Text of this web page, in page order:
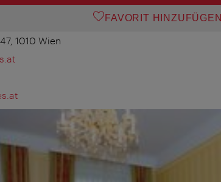
FAVORIT HINZUFÜGEN
1010 Wien